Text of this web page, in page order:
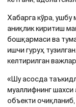
Хабарга кўра, ушбу
аниқлик киритиш
бошқармаси ва
ишчи гуруҳ
келтирилган
«Шу асосда
муаллифнинг шахси
объекти